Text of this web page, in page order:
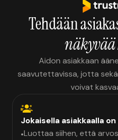
Tehdään
Aidon asiakkaan
saavutettavissa, jotta
voivat
Jokaisella asiakkaalla
•Luottaa siihen, että